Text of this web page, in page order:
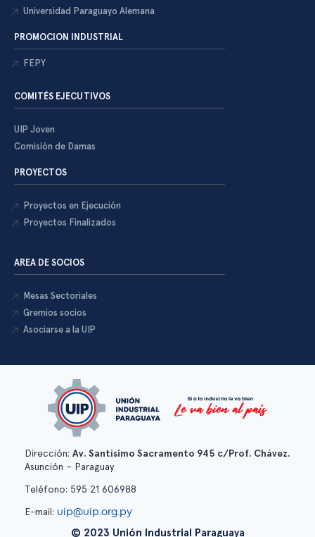
Universidad Paraguayo Alemana
PROMOCION INDUSTRIAL
FEPY
COMITÉS EJECUTIVOS
UIP Joven
Comisión de Damas
PROYECTOS
Proyectos en Ejecución
Proyectos Finalizados
AREA DE SOCIOS
Mesas Sectoriales
Gremios socios
Asociarse a la UIP
Dirección: Av. Santísimo Sacramento 945 c/Prof. Chávez.
Asunción – Paraguay
Teléfono: 595 21 606988
E-mail: uip@uip.org.py
© 2023 Unión Industrial Paraguaya